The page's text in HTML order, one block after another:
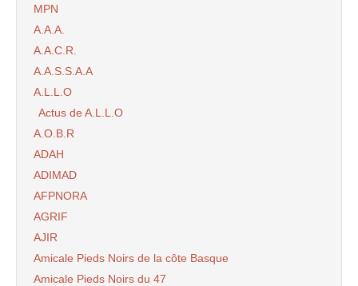
MPN
A.A.A.
A.A.C.R.
A.A.S.S.A.A
A.L.L.O
Actus de A.L.L.O
A.O.B.R
ADAH
ADIMAD
AFPNORA
AGRIF
AJIR
Amicale Pieds Noirs de la côte Basque
Amicale Pieds Noirs du 47